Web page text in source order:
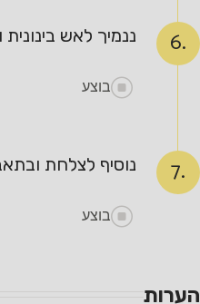
6. ננמיך לאש
בוצע
7. נוסיף לצלחת
בוצע
הערות